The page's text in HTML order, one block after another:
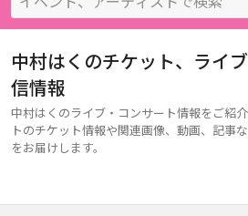
中村はくのチケット、ライ
信情報
中村はくのライブ・コンサート情報をご紹
トのチケット情報や関連画像、動画、記事
をお届けします。